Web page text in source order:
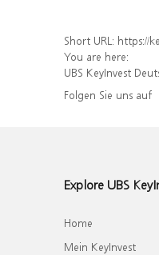
Short URL: https://
You are here:
UBS KeyInvest
Folgen Sie uns auf
Explore UBS
Home
Mein KeyInvest